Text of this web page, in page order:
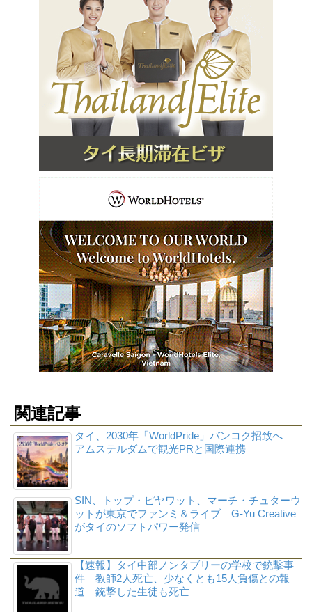
関連記事
タイ、2030年「WorldPride」バンコク招致へ
アムステルダムで観光PRと国際連携
SIN、トップ・ピヤワット、マーチ・チュターウ
ットが東京でファンミ＆ライブ G-Yu Creative
がタイのソフトパワー発信
【速報】タイ中部ノンタブリーの学校で銃撃事
件 教師2人死亡、少なくとも15人負傷との報
道 銃撃した生徒も死亡